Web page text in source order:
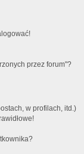
przez forum"?
w profilach, itd.)